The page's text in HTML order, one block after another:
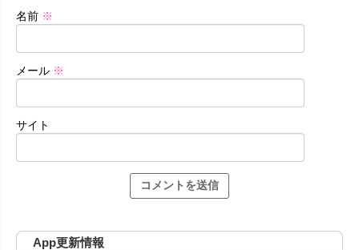
名前 ※
メール ※
サイト
App更新情報